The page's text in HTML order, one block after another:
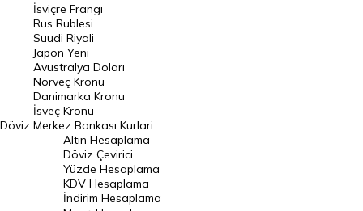
Riyal Kuru
Avustralya Doları
Danimarka Kronu Kuru
Kanada Doları Kuru
Norveç Kronu Kuru
İsveç Kronu Kuru
Japon Yeni Kuru
Serbest Piyasa Döviz Kurları
Döviz
İsviçre Frangı
Rus Rublesi
Suudi Riyali
Japon Yeni
Avustralya Doları
Norveç Kronu
Danimarka Kronu
İsveç Kronu
Merkez Bankası Kurlari
Altın Hesaplama
Döviz Çevirici
Yüzde Hesaplama
KDV Hesaplama
İndirim Hesaplama